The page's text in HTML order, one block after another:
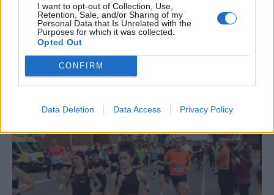
I want to opt-out of Collection, Use,
Retention, Sale, and/or Sharing of my
Personal Data that Is Unrelated with the
Purposes for which it was collected.
Opted Out
CONFIRM
Data Deletion Data Access Privacy Policy
Carrega més